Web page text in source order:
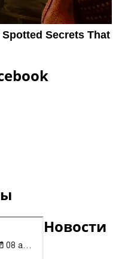
Новости